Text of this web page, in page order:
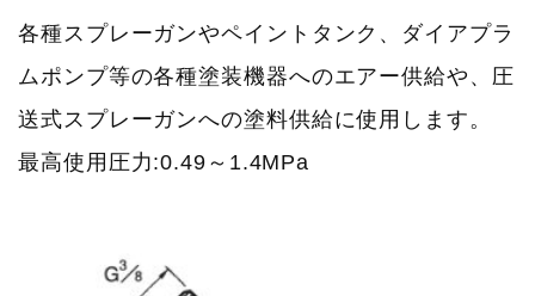
各種スプレーガンやペイントタンク、ダイアプラ
ムポンプ等の各種塗装機器へのエアー供給や、圧
送式スプレーガンへの塗料供給に使用します。
最高使用圧力:0.49～1.4MPa